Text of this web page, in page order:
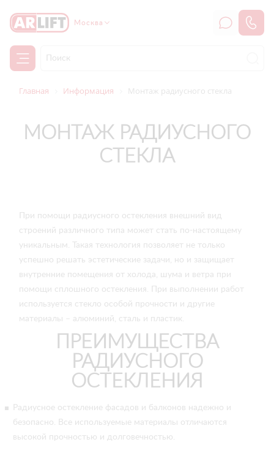
Москва
Главная Информация Монтаж радиусного стекла
МОНТАЖ РАДИУСНОГО
СТЕКЛА
При помощи радиусного остекления внешний вид
строений различного типа может стать по-настоящему
уникальным. Такая технология позволяет не только
успешно решать эстетические задачи, но и защищает
внутренние помещения от холода, шума и ветра при
помощи сплошного остекления. При выполнении работ
используется стекло особой прочности и другие
материалы – алюминий, сталь и пластик.
ПРЕИМУЩЕСТВА
РАДИУСНОГО
ОСТЕКЛЕНИЯ
Радиусное остекление фасадов и балконов надежно и
безопасно. Все используемые материалы отличаются
высокой прочностью и долговечностью.